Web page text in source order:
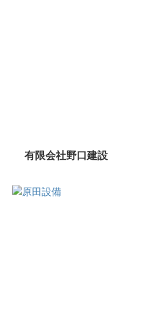
有限会社野口建設